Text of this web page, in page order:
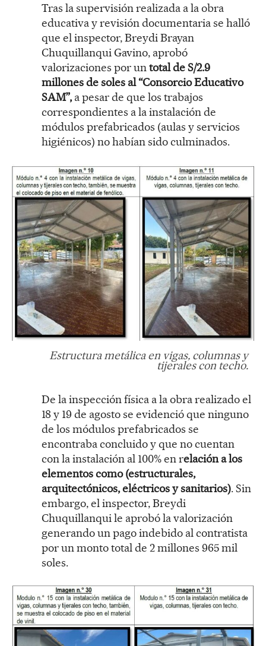
Tras la supervisión realizada a la obra
educativa y revisión documentaria se halló
que el inspector, Breydi Brayan
Chuquillanqui Gavino, aprobó
valorizaciones por untotal de S/2.9
millones de soles al “Consorcio Educativo
SAM”, a pesar de que los trabajos
correspondientes a la instalación de
módulos prefabricados (aulas y servicios
higiénicos) no habían sido culminados.
Estructura metálica en vigas, columnas y
tijerales con techo.
De la inspección física a la obra realizado el
18 y 19 de agosto se evidenció que ninguno
de los módulos prefabricados se
encontraba concluido y que no cuentan
con la instalación al 100% en relación a los
elementos como (estructurales,
arquitectónicos, eléctricos y sanitarios). Sin
embargo, el inspector, Breydi
Chuquillanqui le aprobó la valorización
generando un pago indebido al contratista
por un monto total de 2 millones 965 mil
soles.